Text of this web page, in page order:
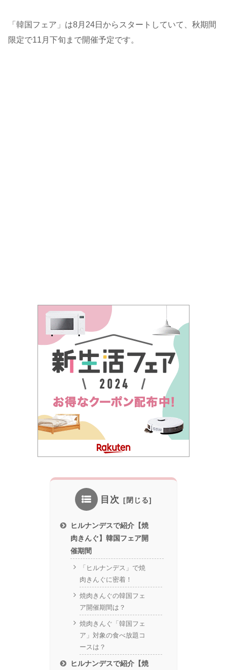
「韓国フェア」は8月24日からスタートしていて、秋期間
限定で11月下旬まで開催予定です。
目次
ヒルナンデスで紹介【焼
肉きんぐ】韓国フェア開
催期間
「ヒルナンデス」で焼
肉きんぐに密着！
焼肉きんぐの韓国フェ
ア開催期間は？
焼肉きんぐ「韓国フェ
ア」対象の食べ放題コ
ースは？
ヒルナンデスで紹介【焼